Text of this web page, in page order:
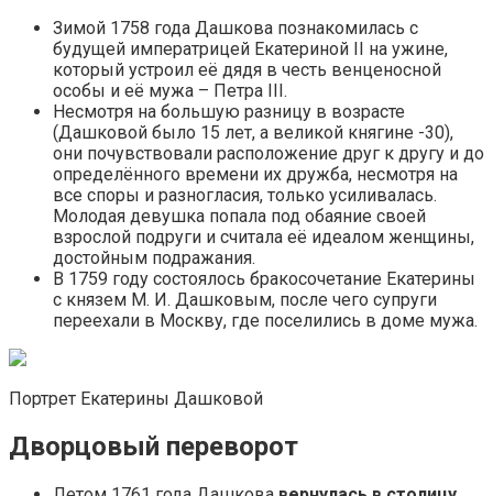
Зимой 1758 года Дашкова познакомилась с
будущей императрицей Екатериной II на ужине,
который устроил её дядя в честь венценосной
особы и её мужа – Петра III.
Несмотря на большую разницу в возрасте
(Дашковой было 15 лет, а великой княгине -30),
они почувствовали расположение друг к другу и до
определённого времени их дружба, несмотря на
все споры и разногласия, только усиливалась.
Молодая девушка попала под обаяние своей
взрослой подруги и считала её идеалом женщины,
достойным подражания.
В 1759 году состоялось бракосочетание Екатерины
с князем М. И. Дашковым, после чего супруги
переехали в Москву, где поселились в доме мужа.
Портрет Екатерины Дашковой
Дворцовый переворот